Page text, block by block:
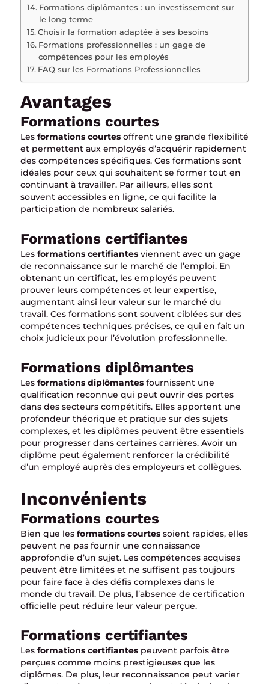
Formations diplômantes : un investissement sur
le long terme
Choisir la formation adaptée à ses besoins
Formations professionnelles : un gage de
compétences pour les employés
FAQ sur les Formations Professionnelles
Avantages
Formations courtes
Les formations courtes offrent une grande flexibilité
et permettent aux employés d’acquérir rapidement
des compétences spécifiques. Ces formations sont
idéales pour ceux qui souhaitent se former tout en
continuant à travailler. Par ailleurs, elles sont
souvent accessibles en ligne, ce qui facilite la
participation de nombreux salariés.
Formations certifiantes
Les formations certifiantes viennent avec un gage
de reconnaissance sur le marché de l’emploi. En
obtenant un certificat, les employés peuvent
prouver leurs compétences et leur expertise,
augmentant ainsi leur valeur sur le marché du
travail. Ces formations sont souvent ciblées sur des
compétences techniques précises, ce qui en fait un
choix judicieux pour l’évolution professionnelle.
Formations diplômantes
Les formations diplômantes fournissent une
qualification reconnue qui peut ouvrir des portes
dans des secteurs compétitifs. Elles apportent une
profondeur théorique et pratique sur des sujets
complexes, et les diplômes peuvent être essentiels
pour progresser dans certaines carrières. Avoir un
diplôme peut également renforcer la crédibilité
d’un employé auprès des employeurs et collègues.
Inconvénients
Formations courtes
Bien que les formations courtes soient rapides, elles
peuvent ne pas fournir une connaissance
approfondie d’un sujet. Les compétences acquises
peuvent être limitées et ne suffisent pas toujours
pour faire face à des défis complexes dans le
monde du travail. De plus, l’absence de certification
officielle peut réduire leur valeur perçue.
Formations certifiantes
Les formations certifiantes peuvent parfois être
perçues comme moins prestigieuses que les
diplômes. De plus, leur reconnaissance peut varier